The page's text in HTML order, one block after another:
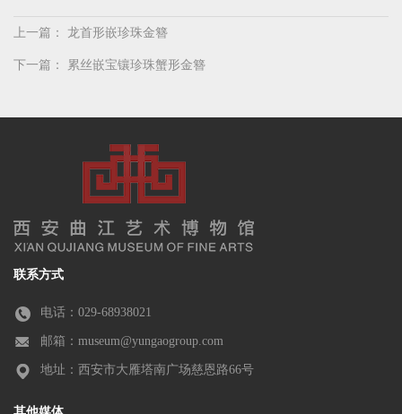
上一篇： 龙首形嵌珍珠金簪
下一篇： 累丝嵌宝镶珍珠蟹形金簪
联系方式
电话：029-68938021
邮箱：museum@yungaogroup.com
地址：西安市大雁塔南广场慈恩路66号